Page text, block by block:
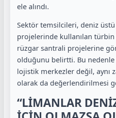
ele alındı.
Sektör temsilcileri, deniz
projelerinde kullanılan
rüzgar santrali projelerine
olduğunu belirtti. Bu nedenle
lojistik merkezler değil, aynı
olarak da değerlendirilmesi
“LİMANLAR